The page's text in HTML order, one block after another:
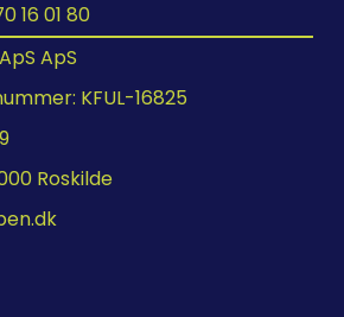
16 01 80
ApS
KFUL-16825
Roskilde